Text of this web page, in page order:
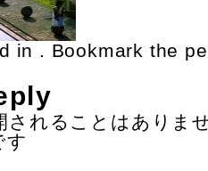
in . Bookmark the
されることはありま
す